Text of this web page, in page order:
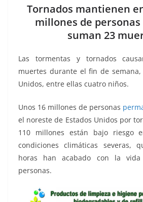
e
b
o
k
er l s
A
p
p
e
n
g
er
Tornados mantienen
millones de personas
suman 23
Las tormentas y tornados
muertes durante el fin de semana,
Unidos, entre ellas cuatro niños.
Unos 16 millones de personas
el noreste de Estados Unidos por
110 millones están bajo riesgo
condiciones climáticas severas,
horas han acabado con la
personas.